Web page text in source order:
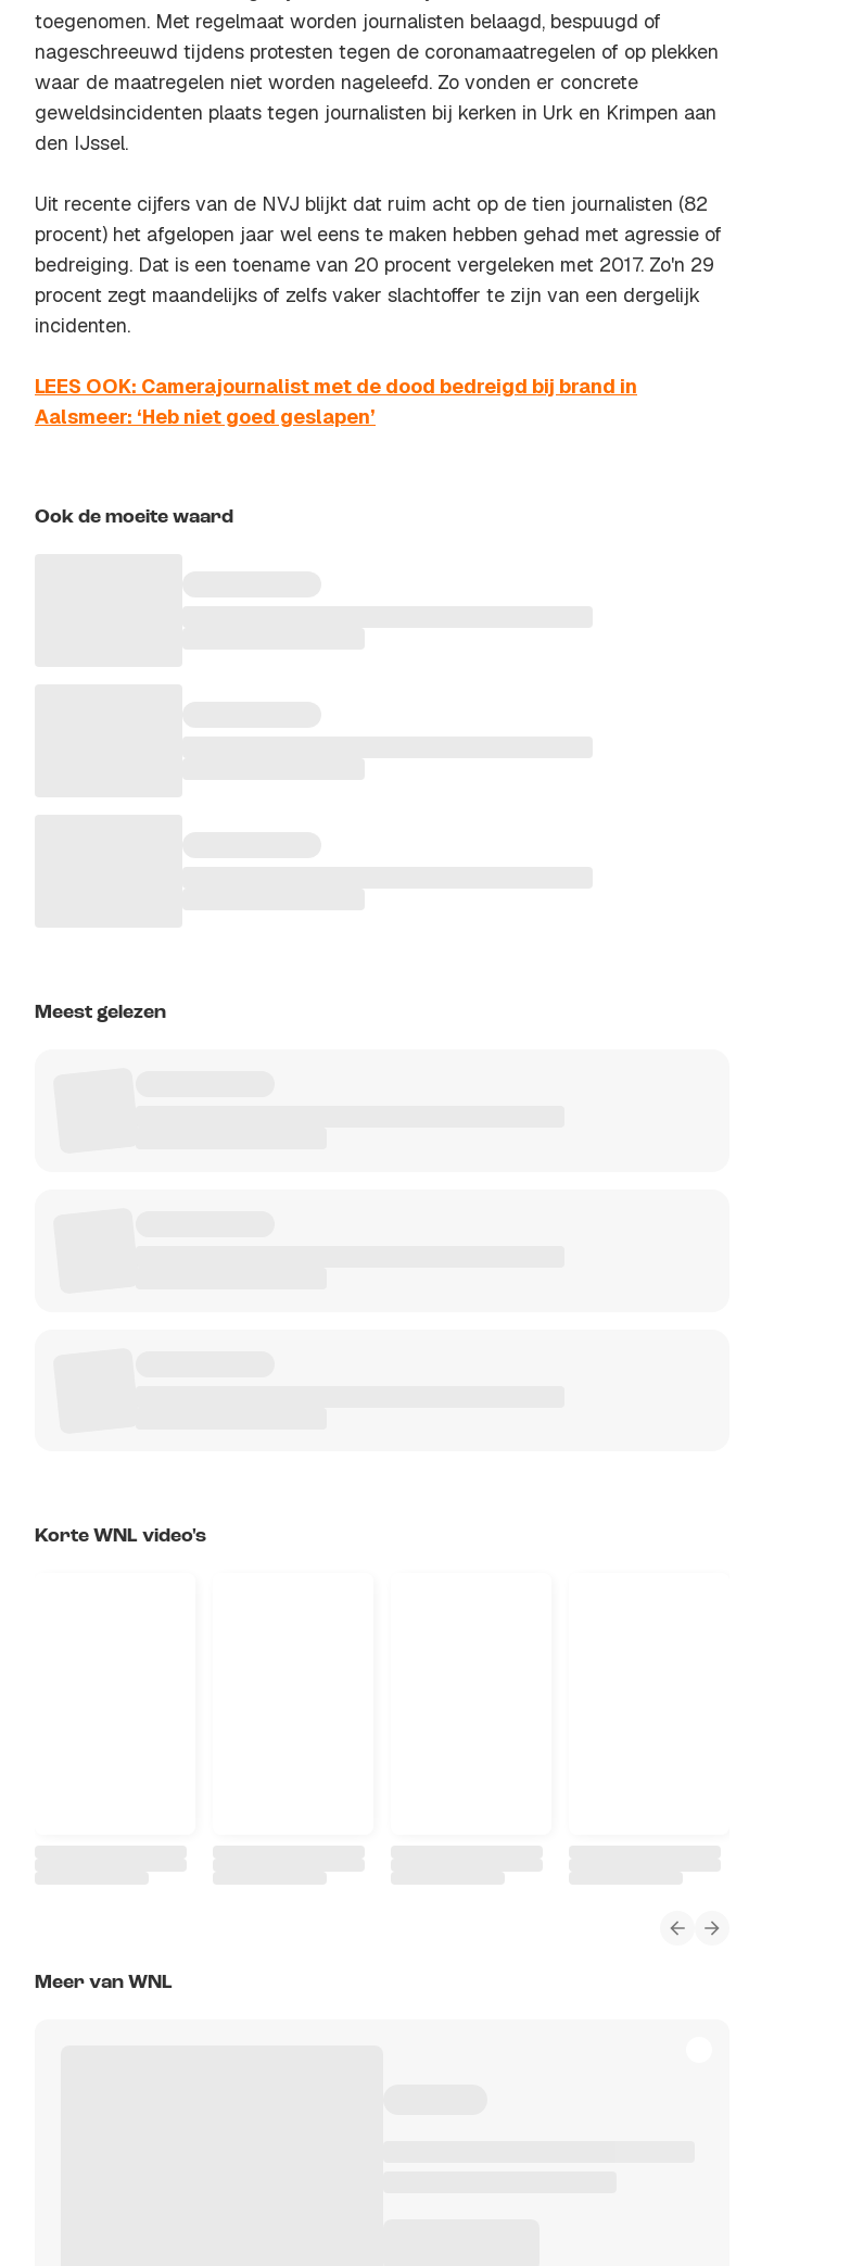
toegenomen. Met regelmaat worden journalisten belaagd, bespuugd of
nageschreeuwd tijdens protesten tegen de coronamaatregelen of op plekken
waar de maatregelen niet worden nageleefd. Zo vonden er concrete
geweldsincidenten plaats tegen journalisten bij kerken in Urk en Krimpen aan
den IJssel.
Uit recente cijfers van de NVJ blijkt dat ruim acht op de tien journalisten (82
procent) het afgelopen jaar wel eens te maken hebben gehad met agressie of
bedreiging. Dat is een toename van 20 procent vergeleken met 2017. Zo'n 29
procent zegt maandelijks of zelfs vaker slachtoffer te zijn van een dergelijk
incidenten.
LEES OOK: Camerajournalist met de dood bedreigd bij brand in
Aalsmeer: ‘Heb niet goed geslapen’
Ook de moeite waard
Meest gelezen
Korte WNL video's
Meer van WNL